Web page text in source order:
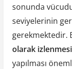
sonunda
seviyelerinin
gerekmektedir.
olarak izlenmesi
yapılması